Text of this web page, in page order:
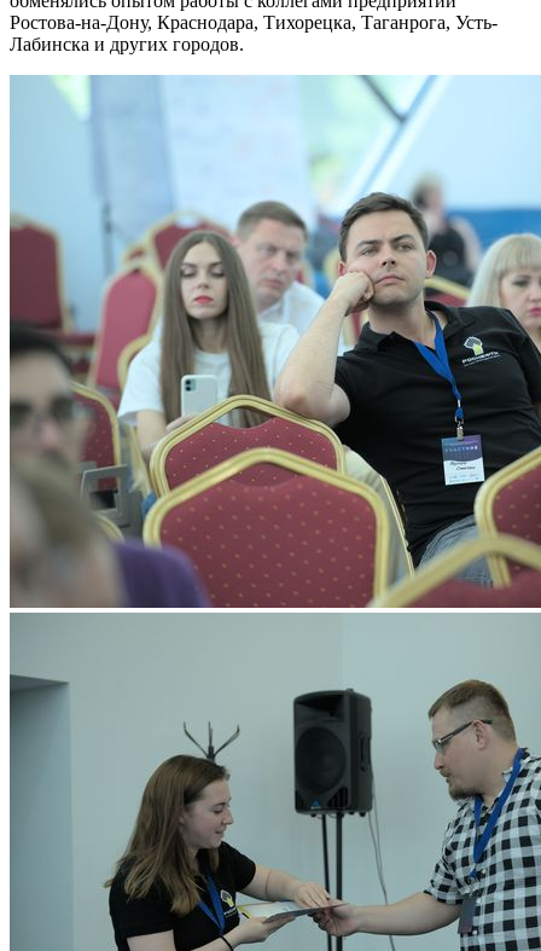
Ростова-на-Дону, Краснодара, Тихорецка, Таганрога, Усть-
Лабинска и других городов.